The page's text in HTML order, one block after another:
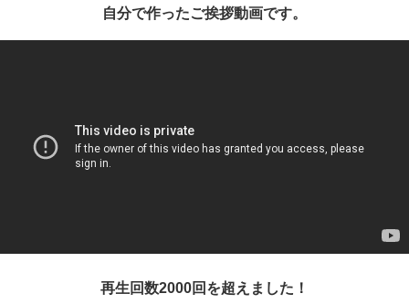
自分で作ったご挨拶動画です。
再生回数2000回を超えました！